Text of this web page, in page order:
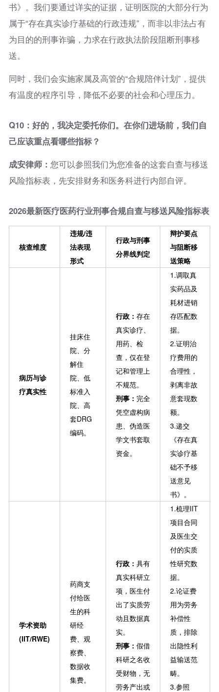
书》。我们要通过详实的证据，证明医院的大部分行为
属于“存在真实诊疗基础的行政违规”，而非以非法占有
为目的的刑事诈骗，力求在行政执法阶段阻断刑事移
送。
同时，我们会实施家属及高管的“合规陪伴计划”，提供
有温度的程序引导，降低不必要的社会和心理压力。
Q10：好的，我决定委托你们。在你们进场前，我们自
己应该重点看哪些指标？
成安律师： 您可以参照我们为您准备的这套自查与移送
风险指标表，先安排财务和医务科进行内部自评。
2026最新医疗医药行业刑事合规自查与移送风险指标表
核查维度
违规/违
法表现
形式
行政与刑事
分界线判定
辩护要点
与阻断移
送策略
病历与诊
疗真实性
挂床住
院、分
解住
院、低
标准入
院、高
套DRG
编码。
行政： 存在
真实诊疗、
用药、检
查，仅在登
记和管理上
不规范。
刑事： 完全
凭空虚构病
患、伪造医
学文书套取
资金。
1.调取真
实药品及
耗材进销
存匹配数
据。
2.证明治
疗费用的
合理性，
剥离非故
意套现数
额。
3.递交
《存在真
实诊疗基
础不予移
送意见
书》。
学术资助
(IIT/RWE)
药商支
付给医
生的科
研经
费、观
察费、
数据收
集费。
行政： 具有
真实科研立
项，医生付
出了实质劳
动且数据真
实。
刑事： 假借
科研之名收
受财物，无
劳务产出或
1.梳理IIT
项目合同
及医生交
付的实质
性研究数
据。
2.论证费
用为劳务
补偿性
质，排除
出隐性利
益输送范
畴。
3.参照